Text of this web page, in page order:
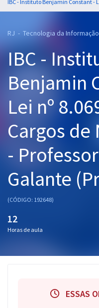
Cursos 20% OFF
Pós
Graduação
OAB
Questões grátis
Aprovados
RJ - Tecnologia da Informação
IBC -
Benjamin
Lei nº
Cargos
-
Galante
(CÓDIGO: 192648)
12
Horas de aula
ESSAS